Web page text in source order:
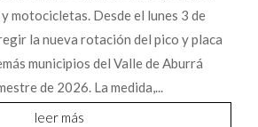
motocicletas. Desde el lunes 3 de
la nueva rotación del pico y placa
municipios del Valle de Aburrá
de 2026. La medida,...
leer más